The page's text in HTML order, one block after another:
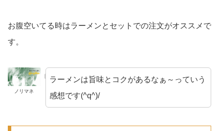
お腹空いてる時はラーメンとセットでの注文がオススメで
す。
ノリマネ
ラーメンは旨味とコクがあるなぁ～っていう
感想です(^q^)/